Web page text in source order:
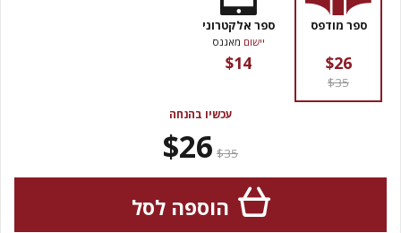
ספר מודפס
$26
$35
ספר אלקטרוני
יישום מאגנס
$14
עכשיו בהנחה
$35
$26
הוספה לסל